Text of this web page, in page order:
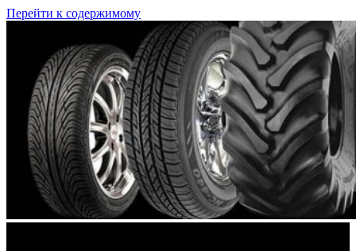
Перейти к содержимому